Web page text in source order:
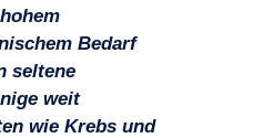
Bedarf
seltene
weit
wie Krebs und